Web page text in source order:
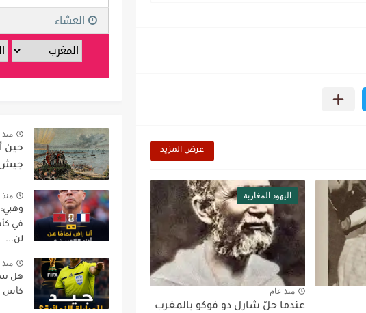
عرض المزيد
اليهود المغاربة
منذ عام
عندما حلّ شارل دو فوكو بالمغرب
حين
جيش
في
لن...
هل
كأس